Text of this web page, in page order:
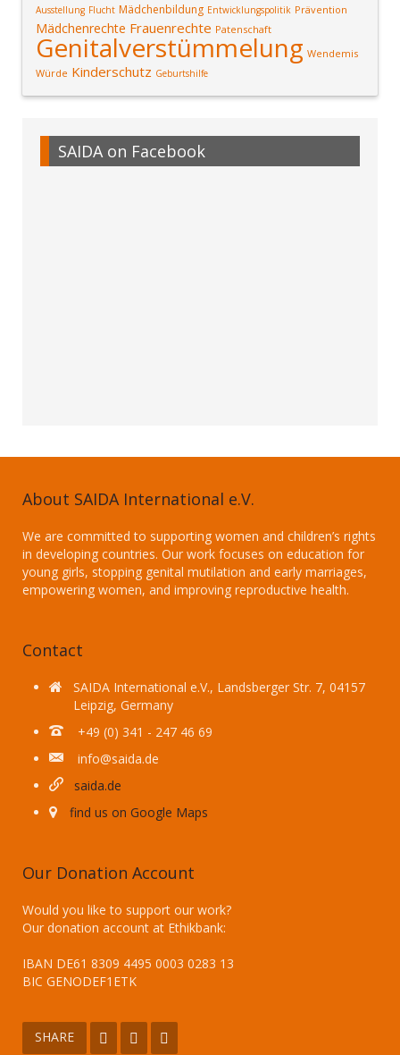
Ausstellung Flucht Mädchenbildung Entwicklungspolitik Prävention
Mädchenrechte Frauenrechte Patenschaft
Genitalverstümmelung Wendemis
Würde Kinderschutz Geburtshilfe
SAIDA on Facebook
About SAIDA International e.V.
We are committed to supporting women and children’s rights
in developing countries. Our work focuses on education for
young girls, stopping genital mutilation and early marriages,
empowering women, and improving reproductive health.
Contact
SAIDA International e.V., Landsberger Str. 7, 04157
Leipzig, Germany
+49 (0) 341 - 247 46 69
info@saida.de
saida.de
find us on Google Maps
Our Donation Account
Would you like to support our work?
Our donation account at Ethikbank:
IBAN DE61 8309 4495 0003 0283 13
BIC GENODEF1ETK
SHARE